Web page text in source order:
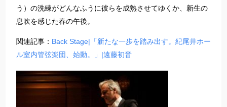
う）の洗練がどんなふうに彼らを成熟させてゆくか、新生の
息吹を感じた春の午後。
関連記事： Back Stage|「新たな一歩を踏み出す。紀尾井ホー
ル室内管弦楽団、始動。」|遠藤初音